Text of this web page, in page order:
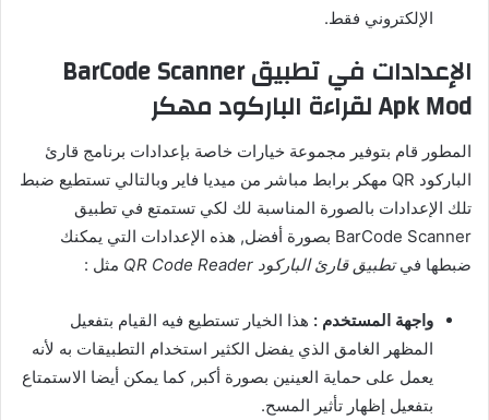
الإلكتروني فقط.
الإعدادات في تطبيق BarCode Scanner
Apk Mod لقراءة الباركود مهكر
المطور قام بتوفير مجموعة خيارات خاصة بإعدادات برنامج قارئ
الباركود QR مهكر برابط مباشر من ميديا فاير وبالتالي تستطيع ضبط
تلك الإعدادات بالصورة المناسبة لك لكي تستمتع في تطبيق
BarCode Scanner بصورة أفضل, هذه الإعدادات التي يمكنك
ضبطها فيتطبيق قارئ الباركود QR Code Reader مثل :
واجهة المستخدم : هذا الخيار تستطيع فيه القيام بتفعيل
المظهر الغامق الذي يفضل الكثير استخدام التطبيقات به لأنه
يعمل على حماية العينين بصورة أكبر, كما يمكن أيضا الاستمتاع
بتفعيل إظهار تأثير المسح.